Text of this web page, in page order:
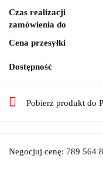
Czas realizacji
zamówienia do
Cena przesyłki
Dostępność
Pobierz produkt do
Negocjuj cenę: 789 564